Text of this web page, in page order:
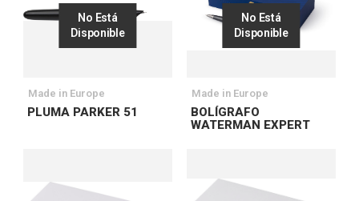
No Está
Disponible
Made in Europe
PLUMA PARKER 51
No Está
Disponible
Made in Europe
BOLÍGRAFO
WATERMAN EXPERT